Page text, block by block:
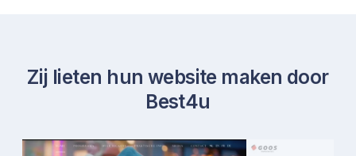
Zij lieten hun website maken door
Best4u